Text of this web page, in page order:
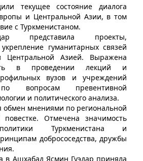
текущее состояние диалога
и Центральной Азии, в том
с Туркменистаном.
представила проекты,
гуманитарных связей
Азией. Выражена
в проведении лекций и
вузов и учреждений
по вопросам превентивной
и политического анализа.
обмен мнениями по региональной
Отмечена значимость
Туркменистана и
добрососедства, дружбы
в Ашхабад Ясмин Гуэдар приняла